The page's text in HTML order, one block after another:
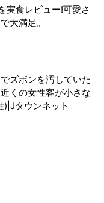
実食レビュー!可愛さ
大満足。
ズボンを汚していた
くの女性客が小さな
)|Jタウンネット